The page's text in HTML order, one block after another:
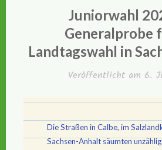
Juniorwahl
Generalprobe
Landtagswahl in
Veröffentlicht am 6.
Die Straßen in Calbe, im
Sachsen-Anhalt säumten